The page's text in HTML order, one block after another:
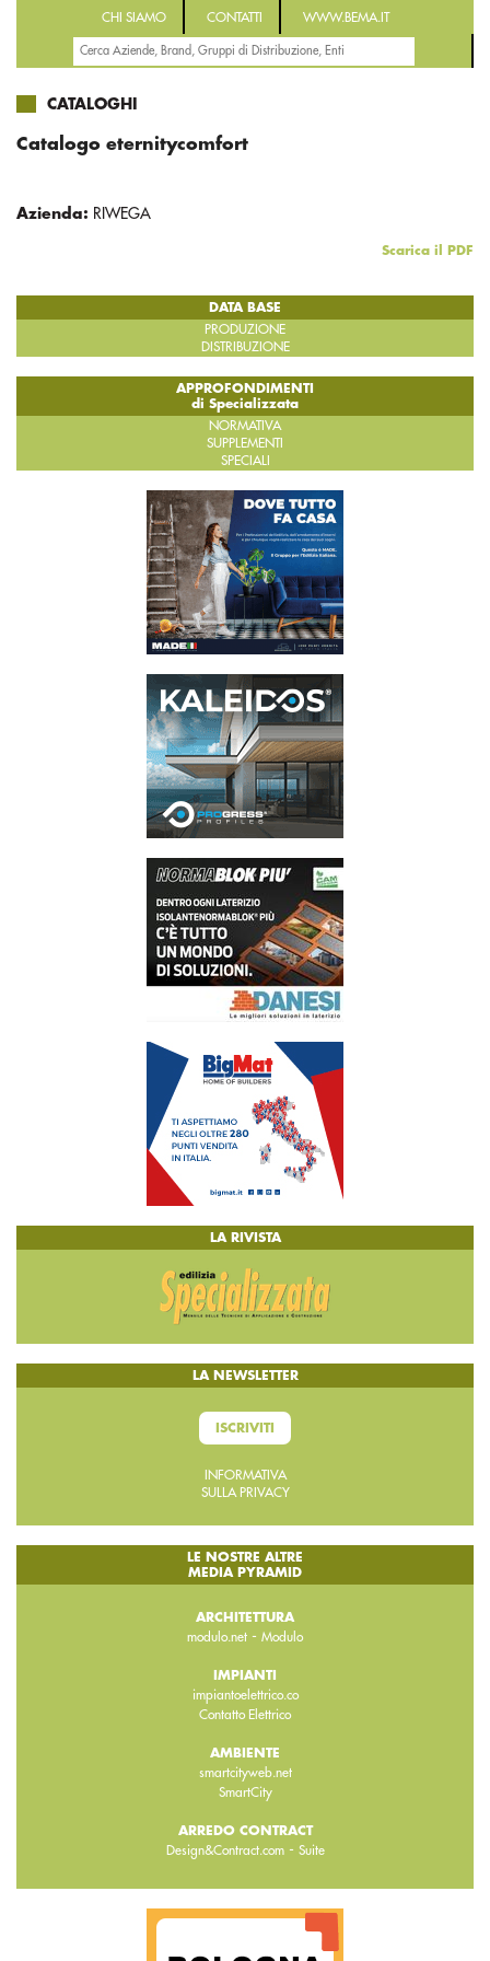
CHI SIAMO CONTATTI WWW.BEMA.IT
CATALOGHI
Catalogo eternitycomfort
Azienda: RIWEGA
Scarica il PDF
DATA BASE
PRODUZIONE
DISTRIBUZIONE
APPROFONDIMENTI
di Specializzata
NORMATIVA
SUPPLEMENTI
SPECIALI
LA RIVISTA
LA NEWSLETTER
ISCRIVITI
INFORMATIVA
SULLA PRIVACY
LE NOSTRE ALTRE
MEDIA PYRAMID
ARCHITETTURA
modulo.net - Modulo
IMPIANTI
impiantoelettrico.co
Contatto Elettrico
AMBIENTE
smartcityweb.net
SmartCity
ARREDO CONTRACT
Design&Contract.com- Suite